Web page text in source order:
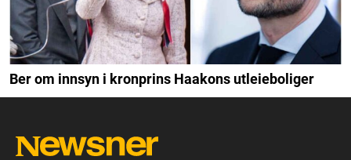
Ber om innsyn i kronprins Haakons utleieboliger